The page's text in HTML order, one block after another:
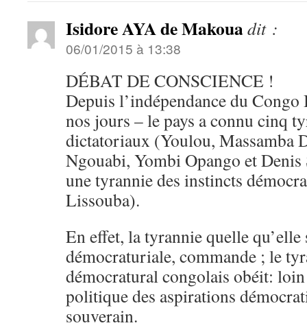
Isidore AYA de Makouadit :
06/01/2015 à 13:38
DÉBAT DE CONSCIENCE !
Depuis l’indépendance du Congo
nos jours – le pays a connu cinq
dictatoriaux (Youlou, Massamba
Ngouabi, Yombi Opango et Denis
une tyrannie des instincts
Lissouba).
En effet, la tyrannie quelle
démocraturiale, commande ; le
démocratural congolais obéit:
politique des aspirations
souverain.